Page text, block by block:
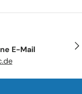
E-Mail